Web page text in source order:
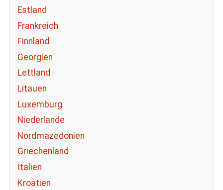
Estland
Frankreich
Finnland
Georgien
Lettland
Litauen
Luxemburg
Niederlande
Nordmazedonien
Griechenland
Italien
Kroatien